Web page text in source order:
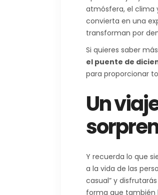
atmósfera, el clima
convierta en una
transforman por
Si quieres saber
el puente de
para proporcionar
Un
Y recuerda lo que
a la vida de las
casual” y
forma que también